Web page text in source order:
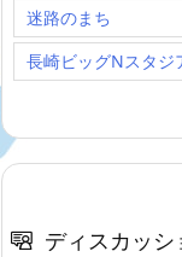
迷路のまち
長崎ビッグNスタジ
ディスカッシ